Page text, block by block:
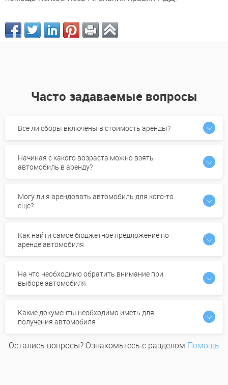
Часто задаваемые вопросы
Все ли сборы включены в стоимость аренды?
Начиная с какого возраста можно взять
автомобиль в аренду?
Могу ли я арендовать автомобиль для кого-то
еще?
Как найти самое бюджетное предложение по
аренде автомобиля
На что необходимо обратить внимание при
выборе автомобиля
Какие документы необходимо иметь для
получения автомобиля
Остались вопросы? Ознакомьтесь с разделом Помощь